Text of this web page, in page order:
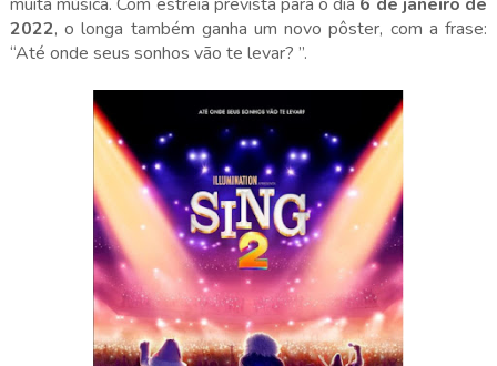
2022, o longa também ganha um novo pôster, com a frase:
“Até onde seus sonhos vão te levar? ”.